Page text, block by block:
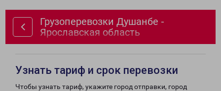
Грузоперевозки Душанбе -
Ярославская область
Узнать тариф и срок перевозки
Чтобы узнать тариф, укажите город отправки, город